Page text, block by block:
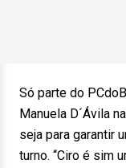
Só parte do
Manuela D´Ávila
seja para garantir
turno. “Ciro é sim